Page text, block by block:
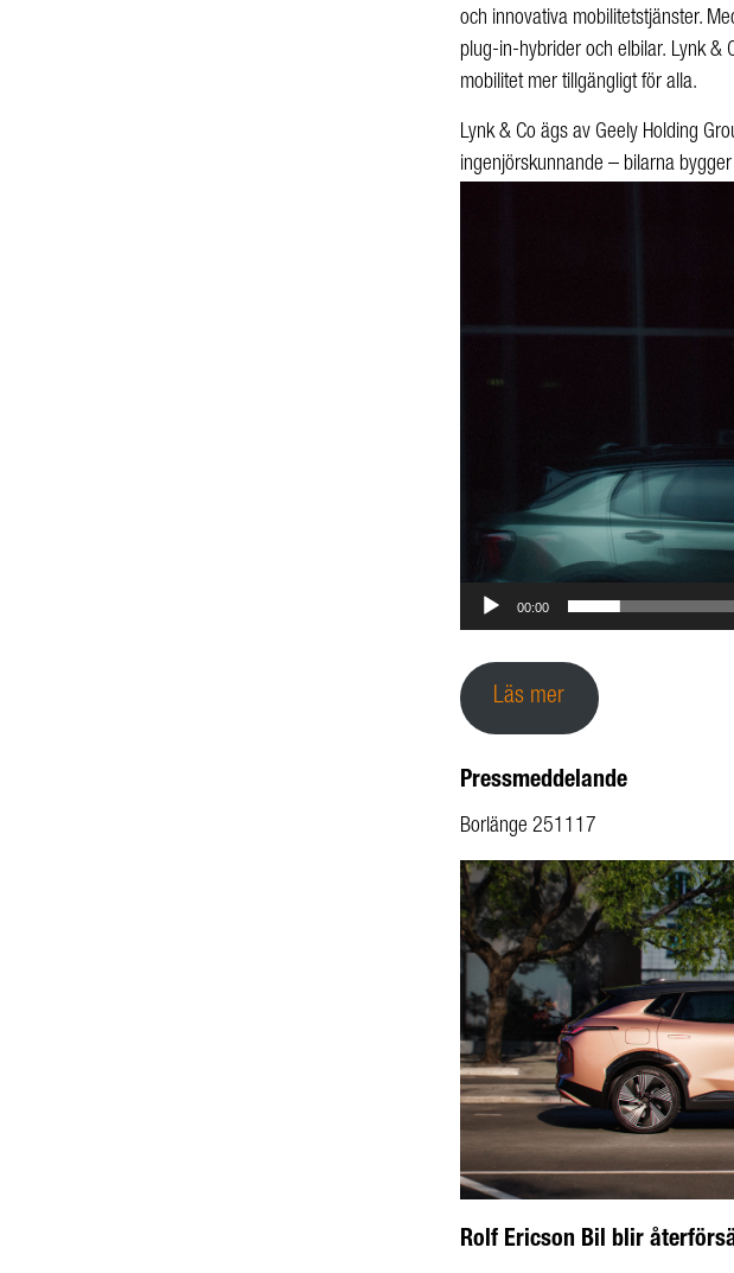
och innovativa mobilitetstjänster.
plug-in-hybrider och elbilar. Lynk &
mobilitet mer tillgängligt för alla.
Lynk & Co ägs av Geely Holding
ingenjörskunnande – bilarna
00:00
Läs mer
Pressmeddelande
Borlänge 251117
Rolf Ericson Bil blir